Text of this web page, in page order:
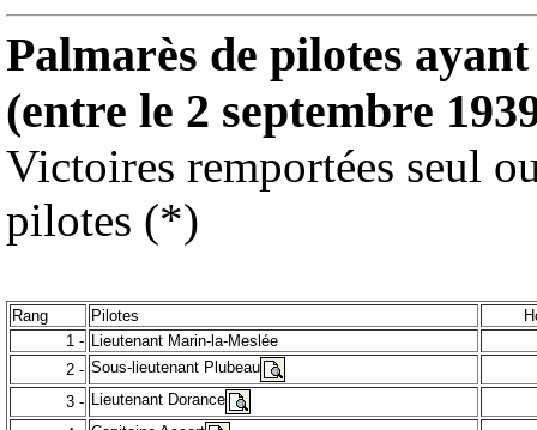
Palmarès de pilotes
(entre le 2 septembre
Victoires remportées seul
pilotes (*)
Rang Pilotes
1 -
Lieutenant Marin-la-Meslée
2 - Sous-lieutenant Plubeau
3 - Lieutenant Dorance